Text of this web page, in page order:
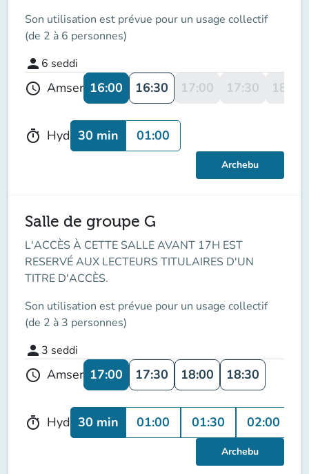
Son utilisation est prévue pour un usage collectif
(de 2 à 6 personnes)
person 6 seddi
schedule Amser 16:00 16:30 17:00 17:30 18:00
timer Hyd 30 min 01:00
Archebu
Salle de groupe G
L'ACCÈS À CETTE SALLE AVANT 17H EST
RESERVÉ AUX LECTEURS TITULAIRES D'UN
TITRE D'ACCÈS.
Son utilisation est prévue pour un usage collectif
(de 2 à 3 personnes)
person 3 seddi
schedule Amser 17:00 17:30 18:00 18:30
timer Hyd 30 min 01:00 01:30 02:00
Archebu